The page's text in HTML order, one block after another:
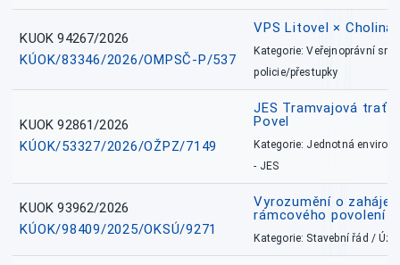
KUOK 94267/2026
KÚOK/83346/2026/OMPSČ-P/537
VPS Litovel ×
Kategorie: Veřejnoprávní
policie/přestupky
KUOK 92861/2026
KÚOK/53327/2026/OŽPZ/7149
JES Tramvajová trať
Povel
Kategorie: Jednotná
- JES
KUOK 93962/2026
KÚOK/98409/2025/OKSÚ/9271
Vyrozumění o
rámcového povolení
Kategorie: Stavební řád /